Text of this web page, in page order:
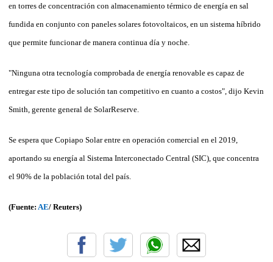
en torres de concentración con almacenamiento térmico de energía en sal
fundida en conjunto con paneles solares fotovoltaicos, en un sistema híbrido
que permite funcionar de manera continua día y noche.
"Ninguna otra tecnología comprobada de energía renovable es capaz de
entregar este tipo de solución tan competitivo en cuanto a costos", dijo Kevin
Smith, gerente general de SolarReserve.
Se espera que Copiapo Solar entre en operación comercial en el 2019,
aportando su energía al Sistema Interconectado Central (SIC), que concentra
el 90% de la población total del país.
(Fuente: AE/ Reuters)